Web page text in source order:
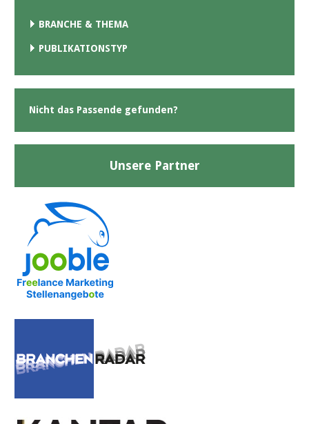
BRANCHE & THEMA
PUBLIKATIONSTYP
Nicht das Passende gefunden?
Unsere Partner